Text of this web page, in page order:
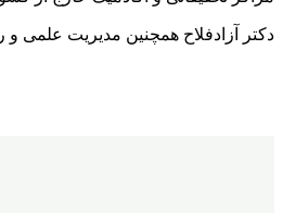
دکتر آزادفلاح همچنین مدیریت علمی و